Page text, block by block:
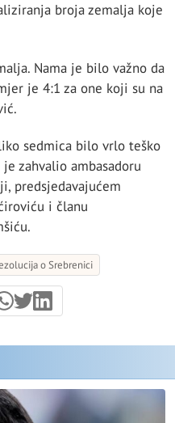
broja zemalja koje
Nama je bilo važno da
je 4:1 za one koji su na
sedmica bilo vrlo teško
zahvalio ambasadoru
predsjedavajućem
i članu
o Srebrenici